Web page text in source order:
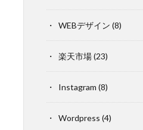
WEBデザイン (8)
楽天市場(23)
Instagram (8)
Wordpress (4)